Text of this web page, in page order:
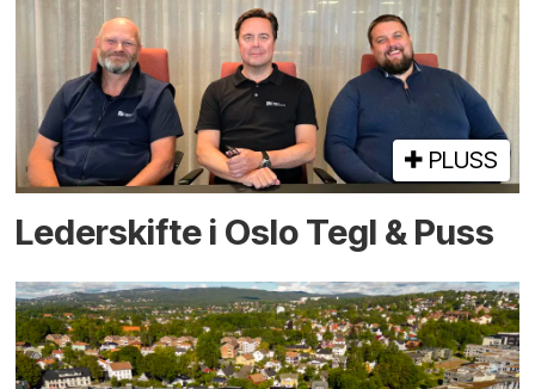
PLUSS
Lederskifte i Oslo Tegl & Puss